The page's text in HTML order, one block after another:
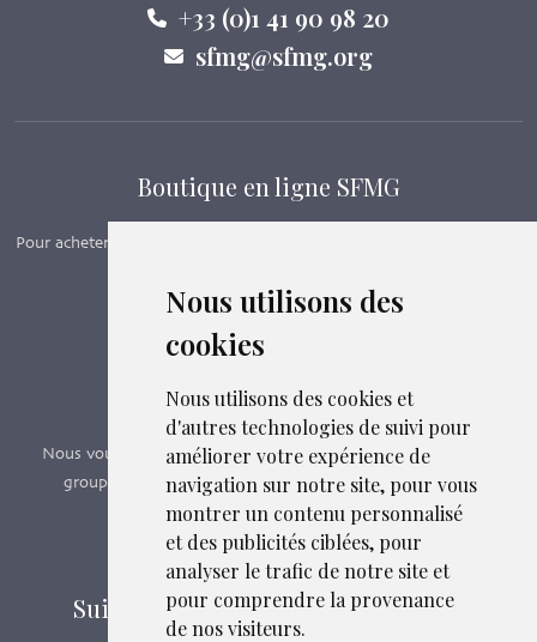
Nous utilisons des
cookies
Nous utilisons des cookies et
d'autres technologies de suivi pour
améliorer votre expérience de
navigation sur notre site, pour vous
montrer un contenu personnalisé
et des publicités ciblées, pour
analyser le trafic de notre site et
pour comprendre la provenance
de nos visiteurs.
+33 (0)1 41 90 98 20
sfmg@sfmg.org
Boutique en ligne SFMG
Pour acheter nos manuels, adhérer et payer ses cotisations en ligne,
Boutique en ligne
Formations SFMG
Nous vous proposons des formations e-learning, présentiels,
groupes de pairs - Certificat QUALIOPI n° 2020/89171.3
Découvrir nos formations
Suivez-nous sur les réseaux sociaux